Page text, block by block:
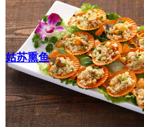
姑苏熏鱼